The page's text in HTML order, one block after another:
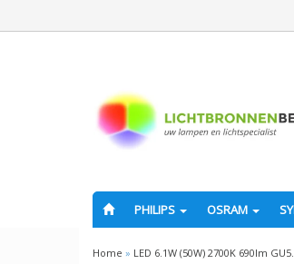
PHILIPS OSRAM
Home » LED 6.1W (50W) 2700K 690lm